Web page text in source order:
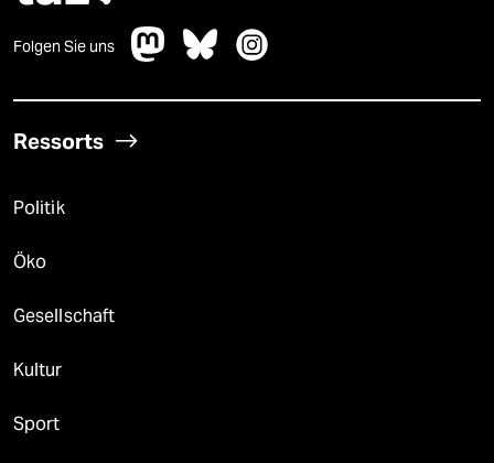
Folgen Sie uns
Ressorts
Politik
Öko
Gesellschaft
Kultur
Sport